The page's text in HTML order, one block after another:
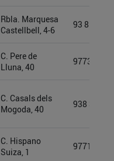
Rbla. Marquesa
Castellbell, 4-6
93 855 53
C. Pere de
Lluna, 40
C. Casals dels
Mogoda, 40
938 342
C. Hispano
Suiza, 1